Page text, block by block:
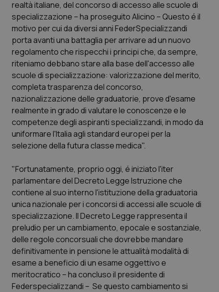
Lazio
Liguria
Lombardia
Marche
Molise
Piemonte
Provincia Autonoma di Trento
Puglia
Sardegna
Sicilia
Toscana
Diabete & glucometri
Disturbi dell’umore
Dolore
Donna & Salute
Epatiti
HIV
Ipertensione & Scompenso
Malattie rare
Malattia di Crohn & Rettocolite Ulcerosa
Neuroscienze & patologie neurodegenerative
Obesità
realtà italiane, del concorso di accesso alle scuole di
specializzazione – ha proseguito Alicino – Questo é il
motivo per cui da diversi anni FederSpecializzandi
porta avanti una battaglia per arrivare ad un nuovo
regolamento che rispecchi i principi che, da sempre,
riteniamo debbano stare alla base dell'accesso alle
scuole di specializzazione: valorizzazione del merito,
completa trasparenza del concorso,
nazionalizzazione delle graduatorie, prove d'esame
realmente in grado di valutare le conoscenze e le
competenze degli aspiranti specializzandi, in modo da
uniformare l'Italia agli standard europei per la
selezione della futura classe medica".
"Fortunatamente, proprio oggi, é iniziato l'iter
parlamentare del Decreto Legge Istruzione che
contiene al suo interno l'istituzione della graduatoria
unica nazionale per i concorsi di accessi alle scuole di
specializzazione. Il Decreto Legge rappresenta il
preludio per un cambiamento, epocale e sostanziale,
delle regole concorsuali che dovrebbe mandare
definitivamente in pensione le attualità modalità di
esame a beneficio di un esame oggettivo e
meritocratico – ha concluso il presidente di
Federspecializzandi – Se questo cambiamento si